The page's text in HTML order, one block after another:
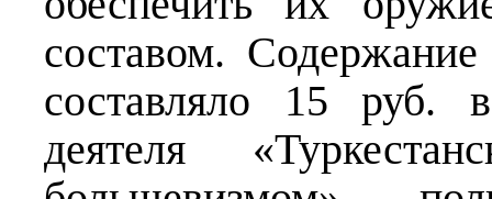
составом.
составляло 15 руб.
деятеля